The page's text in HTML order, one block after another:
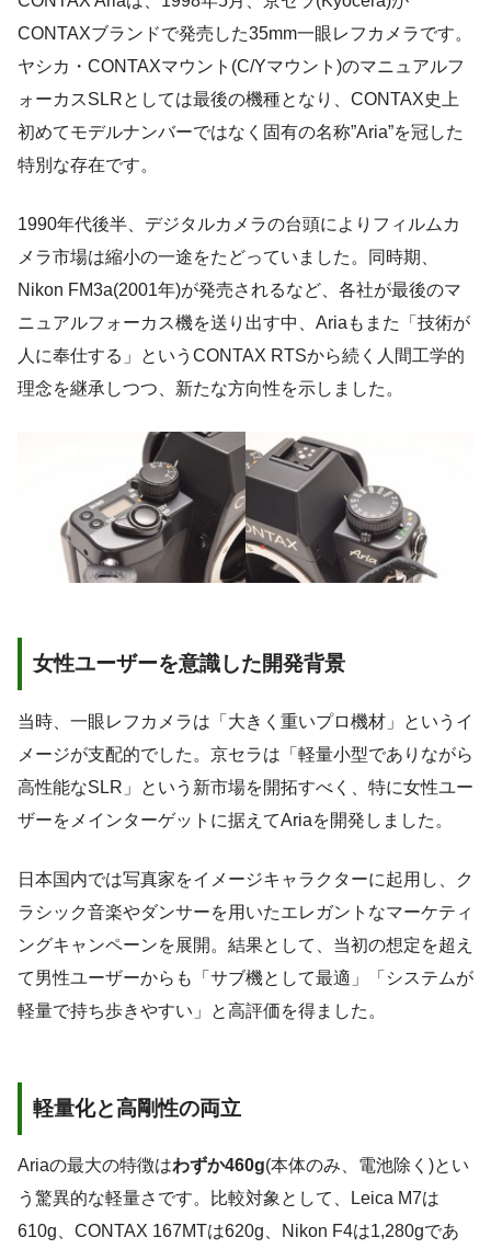
CONTAXブランドで発売した35mm一眼レフカメラです。
ヤシカ・CONTAXマウント(C/Yマウント)のマニュアルフ
ォーカスSLRとしては最後の機種となり、CONTAX史上
初めてモデルナンバーではなく固有の名称”Aria”を冠した
特別な存在です。
1990年代後半、デジタルカメラの台頭によりフィルムカ
メラ市場は縮小の一途をたどっていました。同時期、
Nikon FM3a(2001年)が発売されるなど、各社が最後のマ
ニュアルフォーカス機を送り出す中、Ariaもまた「技術が
人に奉仕する」というCONTAX RTSから続く人間工学的
理念を継承しつつ、新たな方向性を示しました。
女性ユーザーを意識した開発背景
当時、一眼レフカメラは「大きく重いプロ機材」というイ
メージが支配的でした。京セラは「軽量小型でありながら
高性能なSLR」という新市場を開拓すべく、特に女性ユー
ザーをメインターゲットに据えてAriaを開発しました。
日本国内では写真家をイメージキャラクターに起用し、ク
ラシック音楽やダンサーを用いたエレガントなマーケティ
ングキャンペーンを展開。結果として、当初の想定を超え
て男性ユーザーからも「サブ機として最適」「システムが
軽量で持ち歩きやすい」と高評価を得ました。
軽量化と高剛性の両立
Ariaの最大の特徴はわずか460g(本体のみ、電池除く)とい
う驚異的な軽量さです。比較対象として、Leica M7は
610g、CONTAX 167MTは620g、Nikon F4は1,280gであ